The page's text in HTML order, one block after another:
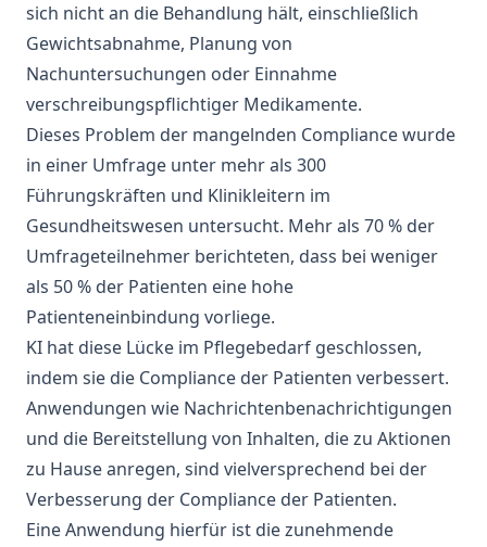
sich nicht an die Behandlung hält, einschließlich
Gewichtsabnahme, Planung von
Nachuntersuchungen oder Einnahme
verschreibungspflichtiger Medikamente.
Dieses Problem der mangelnden Compliance wurde
in einer Umfrage unter mehr als 300
Führungskräften und Klinikleitern im
Gesundheitswesen untersucht. Mehr als 70 % der
Umfrageteilnehmer berichteten, dass bei weniger
als 50 % der Patienten eine hohe
Patienteneinbindung vorliege.
KI hat diese Lücke im Pflegebedarf geschlossen,
indem sie die Compliance der Patienten verbessert.
Anwendungen wie Nachrichtenbenachrichtigungen
und die Bereitstellung von Inhalten, die zu Aktionen
zu Hause anregen, sind vielversprechend bei der
Verbesserung der Compliance der Patienten.
Eine Anwendung hierfür ist die zunehmende